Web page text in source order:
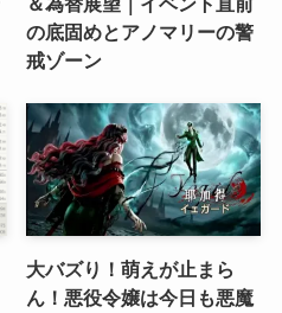
の底固めとアノマリーの警
戒ゾーン
大バズり！萌えが止まら
ん！悪役令嬢は今日も悪魔